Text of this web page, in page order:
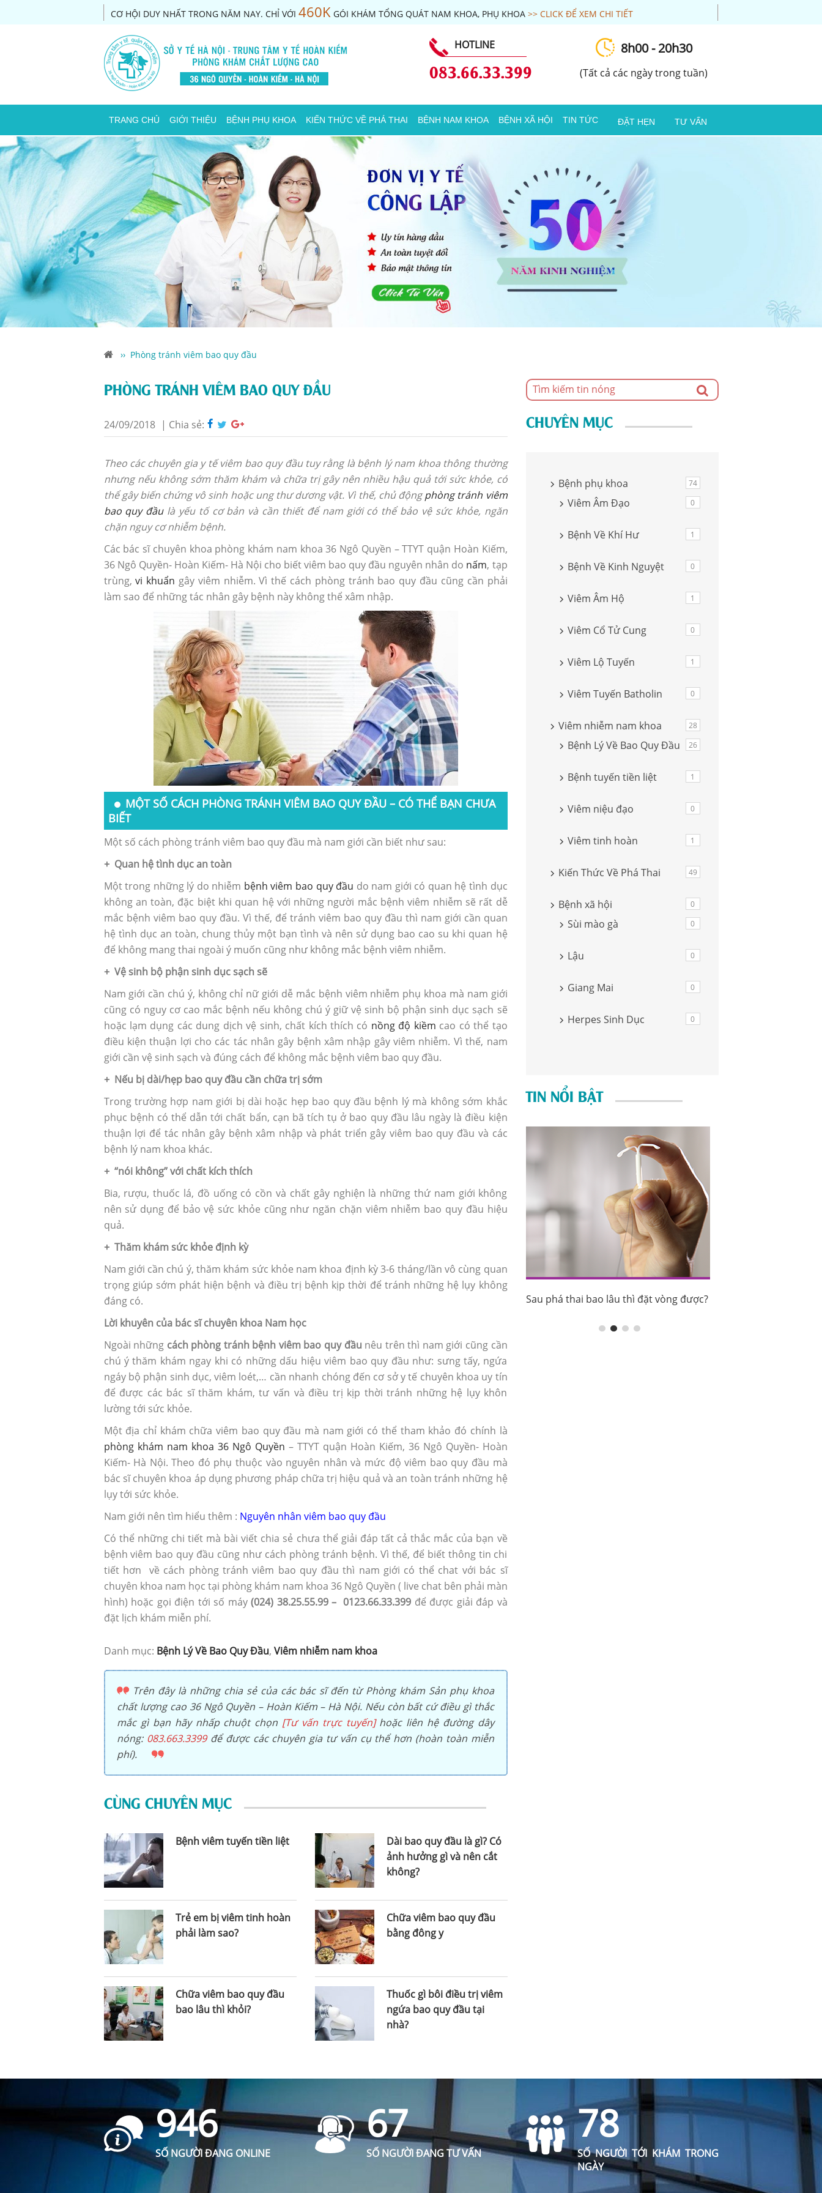
CƠ HỘI DUY NHẤT TRONG NĂM NAY. CHỈ VỚI 460KGÓI KHÁM TỔNG QUÁT NAM KHOA, PHỤ KHOA >> CLICK ĐỂ XEM CHI TIẾT
HOTLINE
083.66.33.399
8h00 - 20h30
(Tất cả các ngày trong tuần)
TRANG CHỦ GIỚI THIỆU BỆNH PHỤ KHOA KIẾN THỨC VỀ PHÁ THAI BỆNH NAM KHOA BỆNH XÃ HỘI TIN TỨC ĐẶT HẸN TƯ VẤN
›› Phòng tránh viêm bao quy đầu
PHÒNG TRÁNH VIÊM BAO QUY ĐẦU
24/09/2018 | Chia sẻ:
Theo các chuyên gia y tế viêm bao quy đầu tuy rằng là bệnh lý nam khoa thông thường
nhưng nếu không sớm thăm khám và chữa trị gây nên nhiều hậu quả tới sức khỏe, có
thể gây biến chứng vô sinh hoặc ung thư dương vật. Vì thế, chủ độngphòng tránh viêm
bao quy đầulà yếu tố cơ bản và cần thiết để nam giới có thể bảo vệ sức khỏe, ngăn
chặn nguy cơ nhiễm bệnh.
Các bác sĩ chuyên khoa phòng khám nam khoa 36 Ngô Quyền – TTYT quận Hoàn Kiếm,
36 Ngô Quyền- Hoàn Kiếm- Hà Nội cho biết viêm bao quy đầu nguyên nhân do nấm, tạp
trùng,vi khuẩn gây viêm nhiễm. Vì thế cách phòng tránh bao quy đầu cũng cần phải
làm sao để những tác nhân gây bệnh này không thể xâm nhập.
MỘT SỐ CÁCH PHÒNG TRÁNH VIÊM BAO QUY ĐẦU – CÓ THỂ BẠN CHƯA
BIẾT
Một số cách phòng tránh viêm bao quy đầu mà nam giới cần biết như sau:
+ Quan hệ tình dục an toàn
Một trong những lý do nhiễm bệnh viêm bao quy đầu do nam giới có quan hệ tình dục
không an toàn, đặc biệt khi quan hệ với những người mắc bệnh viêm nhiễm sẽ rất dễ
mắc bệnh viêm bao quy đầu. Vì thế, để tránh viêm bao quy đầu thì nam giới cần quan
hệ tình dục an toàn, chung thủy một bạn tình và nên sử dụng bao cao su khi quan hệ
để không mang thai ngoài ý muốn cũng như không mắc bệnh viêm nhiễm.
+ Vệ sinh bộ phận sinh dục sạch sẽ
Nam giới cần chú ý, không chỉ nữ giới dễ mắc bệnh viêm nhiễm phụ khoa mà nam giới
cũng có nguy cơ cao mắc bệnh nếu không chú ý giữ vệ sinh bộ phận sinh dục sạch sẽ
hoặc lạm dụng các dung dịch vệ sinh, chất kích thích có nồng độ kiềm cao có thể tạo
điều kiện thuận lợi cho các tác nhân gây bệnh xâm nhập gây viêm nhiễm. Vì thế, nam
giới cần vệ sinh sạch và đúng cách để không mắc bệnh viêm bao quy đầu.
+ Nếu bị dài/hẹp bao quy đầu cần chữa trị sớm
Trong trường hợp nam giới bị dài hoặc hẹp bao quy đầu bệnh lý mà không sớm khắc
phục bệnh có thể dẫn tới chất bẩn, cạn bã tích tụ ở bao quy đầu lâu ngày là điều kiện
thuận lợi để tác nhân gây bệnh xâm nhập và phát triển gây viêm bao quy đầu và các
bệnh lý nam khoa khác.
+ “nói không” với chất kích thích
Bia, rượu, thuốc lá, đồ uống có cồn và chất gây nghiện là những thứ nam giới không
nên sử dụng để bảo vệ sức khỏe cũng như ngăn chặn viêm nhiễm bao quy đầu hiệu
quả.
+ Thăm khám sức khỏe định kỳ
Nam giới cần chú ý, thăm khám sức khỏe nam khoa định kỳ 3-6 tháng/lần vô cùng quan
trọng giúp sớm phát hiện bệnh và điều trị bệnh kịp thời để tránh những hệ lụy không
đáng có.
Lời khuyên của bác sĩ chuyên khoa Nam học
Ngoài những cách phòng tránh bệnh viêm bao quy đầu nêu trên thì nam giới cũng cần
chú ý thăm khám ngay khi có những dấu hiệu viêm bao quy đầu như: sưng tấy, ngứa
ngáy bộ phận sinh dục, viêm loét,… cần nhanh chóng đến cơ sở y tế chuyên khoa uy tín
để được các bác sĩ thăm khám, tư vấn và điều trị kịp thời tránh những hệ lụy khôn
lường tới sức khỏe.
Một địa chỉ khám chữa viêm bao quy đầu mà nam giới có thể tham khảo đó chính là
phòng khám nam khoa 36 Ngô Quyền – TTYT quận Hoàn Kiếm, 36 Ngô Quyền- Hoàn
Kiếm- Hà Nội. Theo đó phụ thuộc vào nguyên nhân và mức độ viêm bao quy đầu mà
bác sĩ chuyên khoa áp dụng phương pháp chữa trị hiệu quả và an toàn tránh những hệ
lụy tới sức khỏe.
Nam giới nên tìm hiểu thêm : Nguyên nhân viêm bao quy đầu
Có thể những chi tiết mà bài viết chia sẻ chưa thể giải đáp tất cả thắc mắc của bạn về
bệnh viêm bao quy đầu cũng như cách phòng tránh bệnh. Vì thế, để biết thông tin chi
tiết hơn về cách phòng tránh viêm bao quy đầu thì nam giới có thể chat với bác sĩ
chuyên khoa nam học tại phòng khám nam khoa 36 Ngô Quyền ( live chat bên phải màn
hình) hoặc gọi điện tới số máy (024) 38.25.55.99 – 0123.66.33.399 để được giải đáp và
đặt lịch khám miễn phí.
Danh mục: Bệnh Lý Về Bao Quy Đầu, Viêm nhiễm nam khoa
Trên đây là những chia sẻ của các bác sĩ đến từ Phòng khám Sản phụ khoa
chất lượng cao 36 Ngô Quyền – Hoàn Kiếm – Hà Nội. Nếu còn bất cứ điều gì thắc
mắc gì bạn hãy nhấp chuột chọn [Tư vấn trực tuyến]hoặc liên hệ đường dây
nóng: 083.663.3399để được các chuyên gia tư vấn cụ thể hơn (hoàn toàn miễn
phí).
CÙNG CHUYÊN MỤC
Bệnh viêm tuyến tiền liệt
Dài bao quy đầu là gì? Có
ảnh hưởng gì và nên cắt
không?
Trẻ em bị viêm tinh hoàn
phải làm sao?
Chữa viêm bao quy đầu
bằng đông y
Chữa viêm bao quy đầu
bao lâu thì khỏi?
Thuốc gì bôi điều trị viêm
ngứa bao quy đầu tại
nhà?
CHUYÊN MỤC
Bệnh phụ khoa 74
Viêm Âm Đạo 0
Bệnh Về Khí Hư 1
Bệnh Về Kinh Nguyệt 0
Viêm Âm Hộ 1
Viêm Cổ Tử Cung 0
Viêm Lộ Tuyến 1
Viêm Tuyến Batholin 0
Viêm nhiễm nam khoa 28
Bệnh Lý Về Bao Quy Đầu 26
Bệnh tuyến tiền liệt 1
Viêm niệu đạo 0
Viêm tinh hoàn 1
Kiến Thức Về Phá Thai 49
Bệnh xã hội 0
Sùi mào gà 0
Lậu 0
Giang Mai 0
Herpes Sinh Dục 0
TIN NỔI BẬT
Sau phá thai có nên uống thuốc tránh
thai?
Sau phá thai bao lâu thì đặt vòng được?
946
SỐ NGƯỜI ĐANG ONLINE
67
SỐ NGƯỜI ĐANG TƯ VẤN
78
SỐ NGƯỜI TỚI KHÁM TRONG
NGÀY